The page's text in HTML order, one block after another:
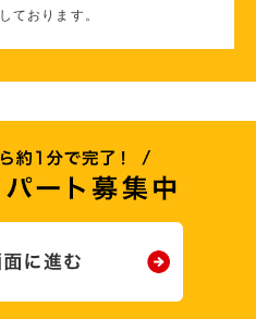
ております。